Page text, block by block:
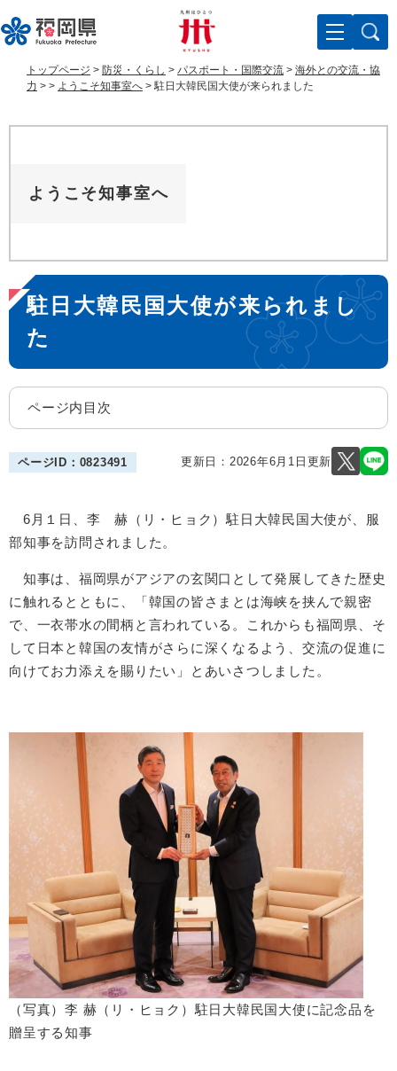
ー
ジ
ニ
ュ
トップページ > 防災・くらし > パスポート・国際交流 > 海外との交流・協
力 > > ようこそ知事室へ >駐日大韓民国大使が来られました
ようこそ知事室へ
本
文
駐日大韓民国大使が来られまし
た
ページ内目次
ページID：0823491 更新日：2026年6月1日更新
6月１日、李 赫（リ・ヒョク）駐日大韓民国大使が、服
部知事を訪問されました。
知事は、福岡県がアジアの玄関口として発展してきた歴史
に触れるとともに、「韓国の皆さまとは海峡を挟んで親密
で、一衣帯水の間柄と言われている。これからも福岡県、そ
して日本と韓国の友情がさらに深くなるよう、交流の促進に
向けてお力添えを賜りたい」とあいさつしました。
（写真）李 赫（リ・ヒョク）駐日大韓民国大使に記念品を
贈呈する知事